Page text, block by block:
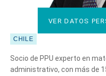
VER DATOS
CHILE
Socio de PPU experto en
administrativo, con más de